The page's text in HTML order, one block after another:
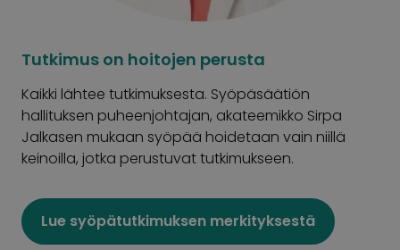
Tutkimus on hoitojen perusta
Kaikki lähtee tutkimuksesta. Syöpäsäätiön
hallituksen puheenjohtajan, akateemikko Sirpa
Jalkasen mukaan syöpää hoidetaan vain niillä
keinoilla, jotka perustuvat tutkimukseen.
Lue syöpätutkimuksen merkityksestä